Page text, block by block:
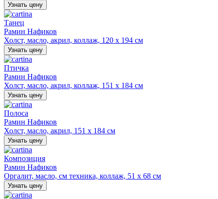
Узнать цену
Танец
Рамин Нафиков
Холст, масло, акрил, коллаж, 120 х 194 см
Узнать цену
Птичка
Рамин Нафиков
Холст, масло, акрил, коллаж, 151 х 184 см
Узнать цену
Полоса
Рамин Нафиков
Холст, масло, акрил, 151 х 184 см
Узнать цену
Композиция
Рамин Нафиков
Оргалит, масло, см техника, коллаж, 51 х 68 см
Узнать цену